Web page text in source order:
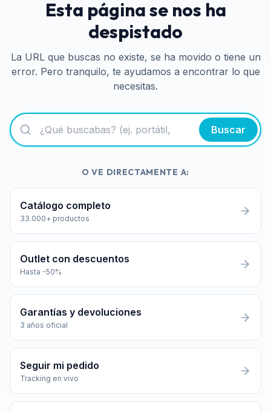
Esta página se nos ha
despistado
La URL que buscas no existe, se ha movido o tiene un
error. Pero tranquilo, te ayudamos a encontrar lo que
necesitas.
Buscar
O VE DIRECTAMENTE A:
Catálogo completo
33.000+ productos
Outlet con descuentos
Hasta -50%
Garantías y devoluciones
3 años oficial
Seguir mi pedido
Tracking en vivo